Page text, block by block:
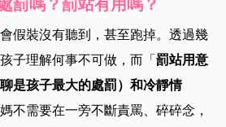
罰嗎？罰站有用嗎？
假裝沒有聽到，甚至跑掉。透過幾
子理解何事不可做，而「罰站用意
是孩子最大的處罰）和冷靜情
不需要在一旁不斷責罵、碎碎念，